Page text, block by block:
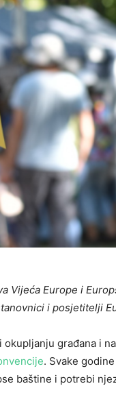
Vijeća Europe i
i posjetitelji
građana i
. Svake
baštine i potrebi